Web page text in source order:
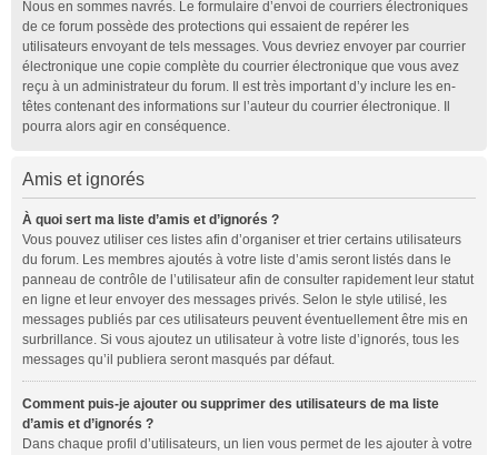
Nous en sommes navrés. Le formulaire d’envoi de courriers électroniques
de ce forum possède des protections qui essaient de repérer les
utilisateurs envoyant de tels messages. Vous devriez envoyer par courrier
électronique une copie complète du courrier électronique que vous avez
reçu à un administrateur du forum. Il est très important d’y inclure les en-
têtes contenant des informations sur l’auteur du courrier électronique. Il
pourra alors agir en conséquence.
Amis et ignorés
À quoi sert ma liste d’amis et d’ignorés ?
Vous pouvez utiliser ces listes afin d’organiser et trier certains utilisateurs
du forum. Les membres ajoutés à votre liste d’amis seront listés dans le
panneau de contrôle de l’utilisateur afin de consulter rapidement leur statut
en ligne et leur envoyer des messages privés. Selon le style utilisé, les
messages publiés par ces utilisateurs peuvent éventuellement être mis en
surbrillance. Si vous ajoutez un utilisateur à votre liste d’ignorés, tous les
messages qu’il publiera seront masqués par défaut.
Comment puis-je ajouter ou supprimer des utilisateurs de ma liste
d’amis et d’ignorés ?
Dans chaque profil d’utilisateurs, un lien vous permet de les ajouter à votre